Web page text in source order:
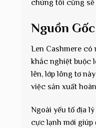
chúng tôi cũng sẽ
Nguồn
Len Cashmere có
khắc nghiệt buộc
lên, lớp lông tơ
việc sản xuất
Ngoài yếu tố địa
cực lạnh mới giúp